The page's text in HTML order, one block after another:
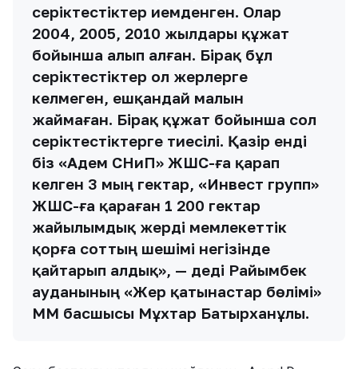
серіктестіктер иемденген. Олар
2004, 2005, 2010 жылдары құжат
бойынша алып алған. Бірақ бұл
серіктестіктер ол жерлерге
келмеген, ешқандай малын
жаймаған. Бірақ құжат бойынша сол
серіктестіктерге тиесілі. Қазір енді
біз «Адем СНиП» ЖШС-ға қарап
келген 3 мың гектар, «Инвест групп»
ЖШС-ға қараған 1 200 гектар
жайылымдық жерді мемлекеттік
қорға соттың шешімі негізінде
қайтарып алдық», — деді Райымбек
ауданының «Жер қатынастар бөлімі»
ММ басшысы Мұхтар Батырханұлы.